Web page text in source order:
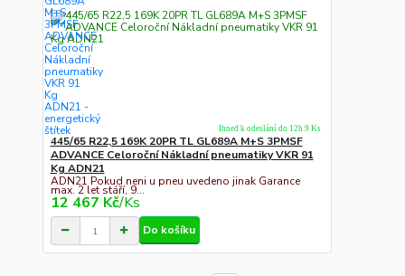
445/65 R22,5 169K 20PR TL GL689A M+S 3PMSF
ADVANCE Celoroční Nákladní pneumatiky VKR 91
Kg ADN21
ADN21 Pokud neni u pneu uvedeno jinak Garance
max. 2 let stáří, 9...
12 467 Kč/Ks
Ihned k odeslání do 12h 9 Ks
Do košíku